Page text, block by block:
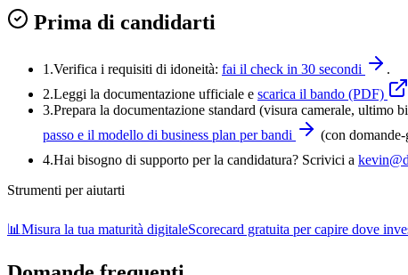
Prima di candidarti
1.Verifica i requisiti di idoneità: fai il check in 30 secondi
.
2.Leggi la documentazione ufficiale e scarica il bando (PDF)
3.Prepara la documentazione standard (visura camerale, ultimo
passo e il modello di business plan per bandi
(con
4.Hai bisogno di supporto per la candidatura? Scrivici a
Strumenti per aiutarti
📊 Misura la tua maturità digitaleScorecard gratuita per capire dove